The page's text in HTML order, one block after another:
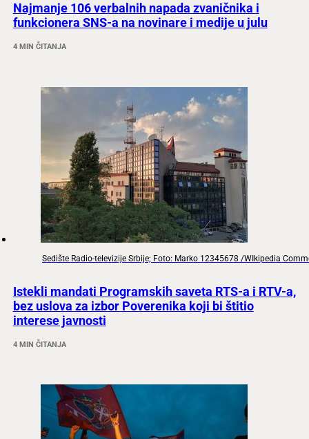
Najmanje 106 verbalnih napada zvaničnika i
funkcionera SNS-a na novinare i medije u julu
4 MIN ČITANJA
Sedište Radio-televizije Srbije; Foto: Marko 12345678 /WIkipedia
Istekli mandati Programskih saveta RTS-a i RTV-a,
bez uslova za izbor Poverenika koji bi štitio
interese javnosti
4 MIN ČITANJA